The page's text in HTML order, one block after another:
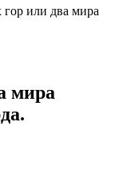
или два мира
мира